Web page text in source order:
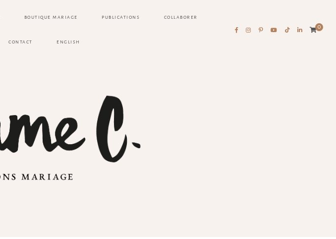
BOUTIQUE MARIAGE PUBLICATIONS COLLABORER
CONTACT ENGLISH
0